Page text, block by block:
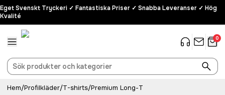
Eget Svenskt Tryckeri ✓ Fantastiska Priser ✓ Snabba Leveranser ✓ Hög
Kvalité
0
Hem/Profilkläder/T-shirts/Premium Long-T